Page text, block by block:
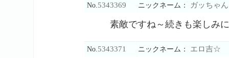
No. 5343369 ニックネーム： ガッちゃん
素敵ですね～続きも楽しみ
No. 5343371 ニックネーム： エロ吉☆